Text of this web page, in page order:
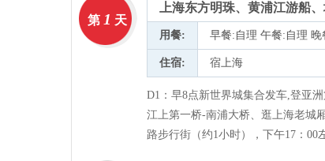
第 1 天
上海东方明珠、黄浦江游船
用餐: 早餐:自理 午餐:自理 晚
住宿: 宿上海
D1：早8点新世界城集合发车,登亚
江上第一桥-南浦大桥、逛上海老城
路步行街（约1小时），下午17：00